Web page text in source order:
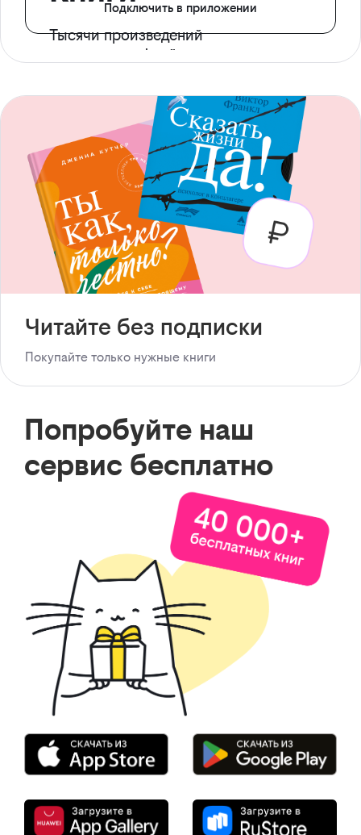
Тысячи произведений
с доступом офлайн
Подключить в приложении
Читайте без подписки
Покупайте только нужные книги
Попробуйте наш
сервис бесплатно